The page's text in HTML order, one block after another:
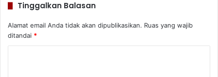
Tinggalkan Balasan
Alamat email Anda tidak akan dipublikasikan. Ruas yang wajib
ditandai *